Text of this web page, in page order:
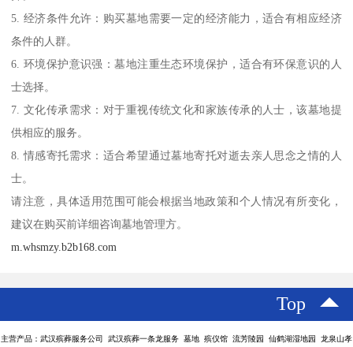
5. 经济条件允许：购买墓地需要一定的经济能力，适合有相应经济
条件的人群。
6. 环境保护意识强：墓地注重生态环境保护，适合有环保意识的人
士选择。
7. 文化传承需求：对于重视传统文化和家族传承的人士，该墓地提
供相应的服务。
8. 情感寄托需求：适合希望通过墓地寄托对逝去亲人思念之情的人
士。
请注意，具体适用范围可能会根据当地政策和个人情况有所变化，
建议在购买前详细咨询墓地管理方。
m.whsmzy.b2b168.com
Top
主营产品：武汉殡葬服务公司 武汉殡葬一条龙服务 墓地 殡仪馆 流芳陵园 仙鹤湖湿地园 龙泉山孝